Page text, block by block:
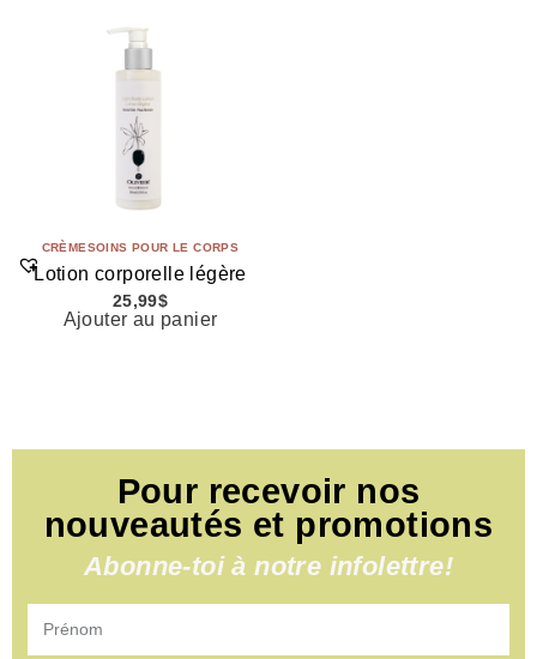
CRÈMESOINS POUR LE CORPS
Lotion corporelle légère
25,99$
Ajouter au panier
Pour recevoir nos
nouveautés et promotions
Abonne-toi à notre infolettre!